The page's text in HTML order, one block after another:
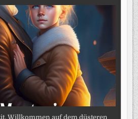
Willkommen auf dem düsteren